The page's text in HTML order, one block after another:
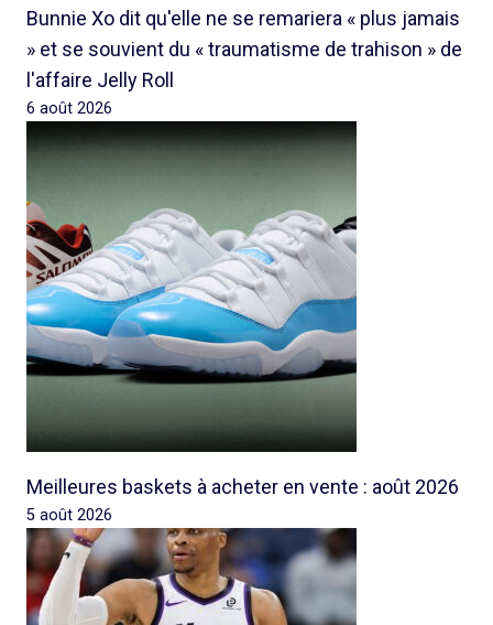
Bunnie Xo dit qu'elle ne se remariera « plus jamais
» et se souvient du « traumatisme de trahison » de
l'affaire Jelly Roll
6 août 2026
Meilleures baskets à acheter en vente : août 2026
5 août 2026